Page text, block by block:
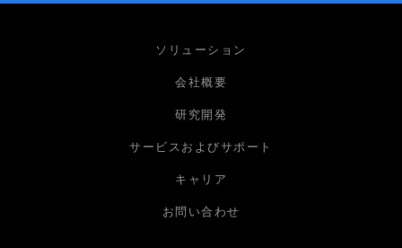
ソリューション
会社概要
研究開発
サービスおよびサポート
キャリア
お問い合わせ